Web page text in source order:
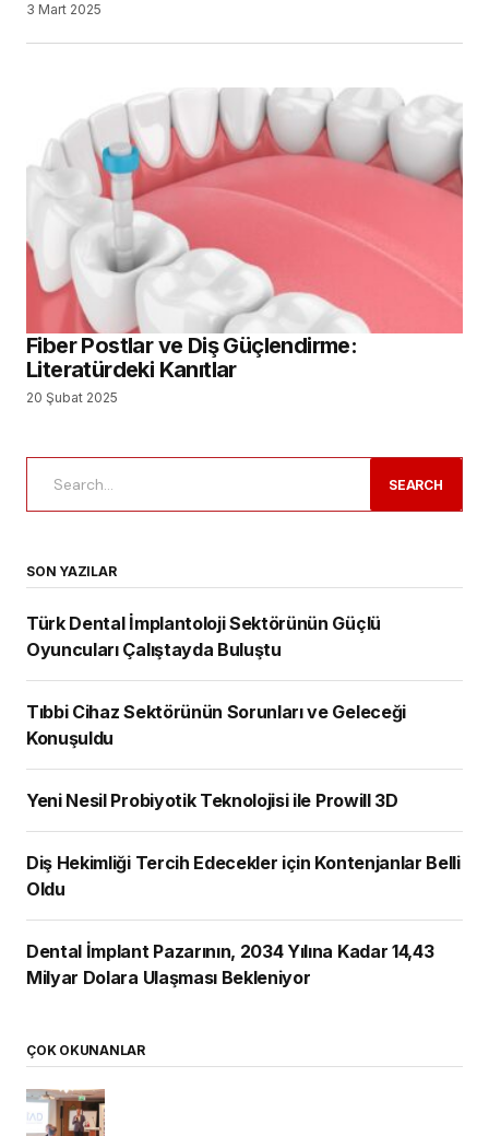
3 Mart 2025
Fiber Postlar ve Diş Güçlendirme:
Literatürdeki Kanıtlar
20 Şubat 2025
SEARCH
SON YAZILAR
Türk Dental İmplantoloji Sektörünün Güçlü
Oyuncuları Çalıştayda Buluştu
Tıbbi Cihaz Sektörünün Sorunları ve Geleceği
Konuşuldu
Yeni Nesil Probiyotik Teknolojisi ile Prowill 3D
Diş Hekimliği Tercih Edecekler için Kontenjanlar Belli
Oldu
Dental İmplant Pazarının, 2034 Yılına Kadar 14,43
Milyar Dolara Ulaşması Bekleniyor
ÇOK OKUNANLAR